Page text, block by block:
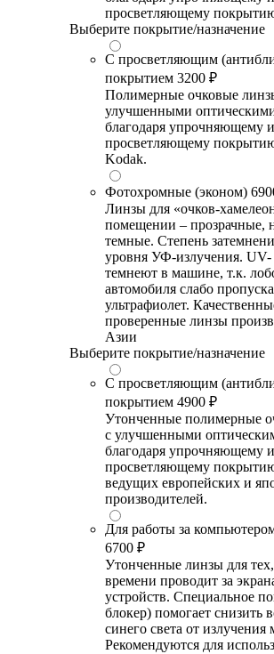
просветляющему
Выберите покрытие/назначение
С просветляющим
покрытием 3200 ₽
Полимерные очковые
улучшенными
благодаря упрочняющему и
просветляющему
Kodak.
Фотохромные (эконом)
Линзы для «очков-
помещении – прозрачные,
темные. Степень
уровня УФ-излучения.
темнеют в машине, т.к.
автомобиля слабо
ультрафиолет.
проверенные линзы
Азии
Выберите покрытие/назначение
С просветляющим
покрытием 4900 ₽
Утонченные полимерные
с улучшенными
благодаря упрочняющему и
просветляющему
ведущих европейских и
производителей.
Для работы за
6700 ₽
Утонченные линзы для
времени проводит за
устройств. Специальное
блокер) помогает снизить
синего света от излучения
Рекомендуются для